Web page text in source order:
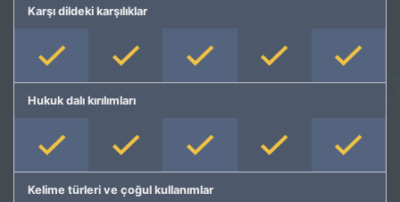
Karşı dildeki karşılıklar
Hukuk dalı kırılımları
Kelime türleri ve çoğul kullanımlar